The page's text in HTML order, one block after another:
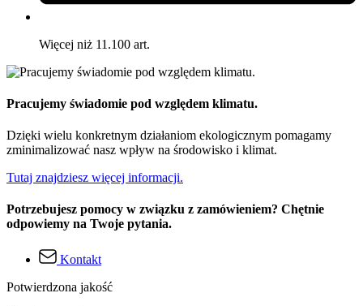
Więcej niż 11.100 art.
Pracujemy świadomie pod względem klimatu.
Dzięki wielu konkretnym działaniom ekologicznym pomagamy
zminimalizować nasz wpływ na środowisko i klimat.
Tutaj znajdziesz więcej informacji.
Potrzebujesz pomocy w związku z zamówieniem? Chętnie
odpowiemy na Twoje pytania.
Kontakt
Potwierdzona jakość